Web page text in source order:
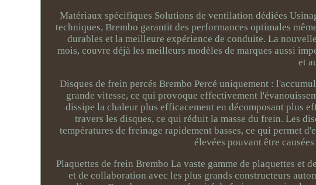
Matériaux spécifiques Solutions de ventilation dédiées
techniques, Brembo garantit des performances optimales
durables et la meilleure expérience de conduite. La
mois, couvre déjà les meilleurs modèles de marques aussi
et
Disques de frein percés Brembo Percé uniquement :
grande vitesse, ce qui provoque effectivement
dissipe la chaleur plus efficacement en décomposant plus
travers les disques, ce qui réduit la masse du frein. Les
températures de freinage rapidement basses, ce qui permet
élevées pouvant être
Plaquettes de frein Brembo La vaste gamme de plaquettes et
et de collaboration avec les plus grands constructeurs